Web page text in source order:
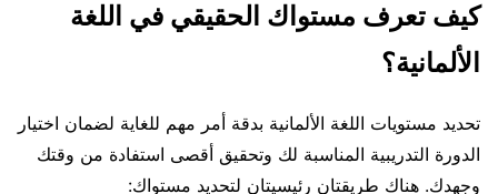
كيف تعرف مستواك الحقيقي في اللغة
الألمانية؟
تحديد مستويات اللغة الألمانية بدقة أمر مهم للغاية لضمان اختيار
الدورة التدريبية المناسبة لك وتحقيق أقصى استفادة من وقتك
وجهدك. هناك طريقتان رئيسيتان لتحديد مستواك: